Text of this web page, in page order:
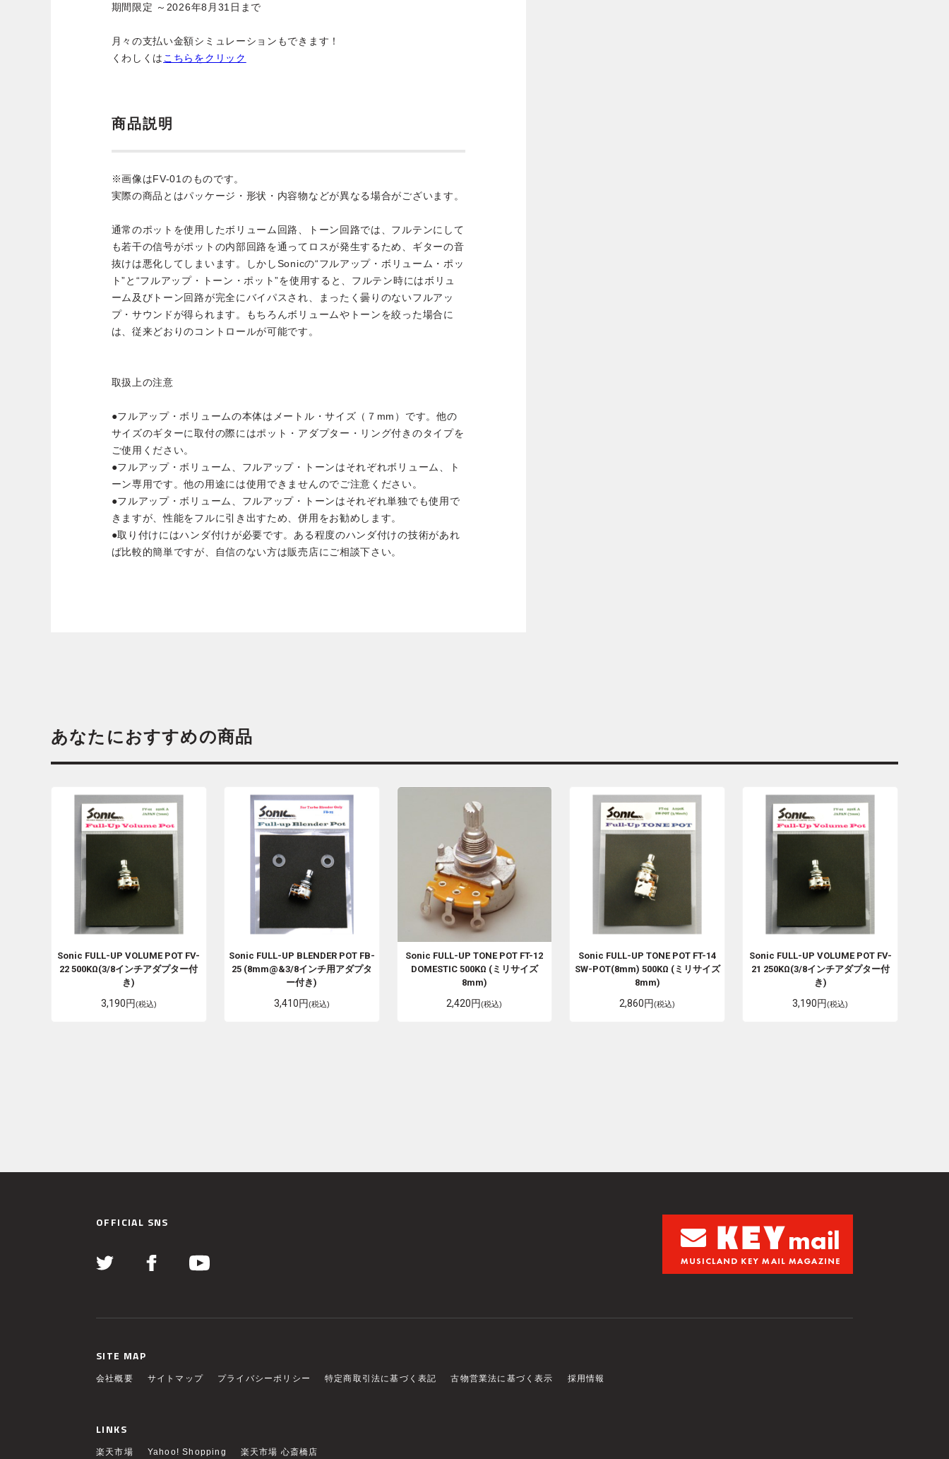
期間限定 ～2026年8月31日まで
月々の支払い金額シミュレーションもできます！
くわしくは こちらをクリック
商品説明
※画像はFV-01のものです。
実際の商品とはパッケージ・形状・内容物などが異なる場合がございます。
通常のポットを使用したボリューム回路、トーン回路では、フルテンにして
も若干の信号がポットの内部回路を通ってロスが発生するため、ギターの音
抜けは悪化してしまいます。しかしSonicの“フルアップ・ボリューム・ポッ
ト”と“フルアップ・トーン・ポット”を使用すると、フルテン時にはボリュ
ーム及びトーン回路が完全にバイパスされ、まったく曇りのないフルアッ
プ・サウンドが得られます。もちろんボリュームやトーンを絞った場合に
は、従来どおりのコントロールが可能です。
取扱上の注意
●フルアップ・ボリュームの本体はメートル・サイズ（７mm）です。他の
サイズのギターに取付の際にはポット・アダプター・リング付きのタイプを
ご使用ください。
●フルアップ・ボリューム、フルアップ・トーンはそれぞれボリューム、ト
ーン専用です。他の用途には使用できませんのでご注意ください。
●フルアップ・ボリューム、フルアップ・トーンはそれぞれ単独でも使用で
きますが、性能をフルに引き出すため、併用をお勧めします。
●取り付けにはハンダ付けが必要です。ある程度のハンダ付けの技術があれ
ば比較的簡単ですが、自信のない方は販売店にご相談下さい。
あなたにおすすめの商品
Sonic FULL-UP VOLUME POT FV-
22500KΩ(3/8インチアダプター付
き)
3,190円(税込)
Sonic FULL-UP BLENDER POT FB-
25 (8mm@&3/8インチ用アダプタ
ー付き)
3,410円(税込)
Sonic FULL-UP TONE POT FT-12
DOMESTIC 500KΩ (ミリサイズ
8mm)
2,420円(税込)
Sonic FULL-UP TONE POT FT-14
SW-POT(8mm) 500KΩ (ミリサイズ
8mm)
2,860円(税込)
Sonic FULL-UP VOLUME POT FV-
21 250KΩ(3/8インチアダプター付
き)
3,190円(税込)
OFFICIAL SNS
SITE MAP
会社概要 サイトマップ プライバシーポリシー 特定商取引法に基づく表記 古物営業法に基づく表示 採用情報
LINKS
楽天市場 Yahoo! Shopping 楽天市場 心斎橋店